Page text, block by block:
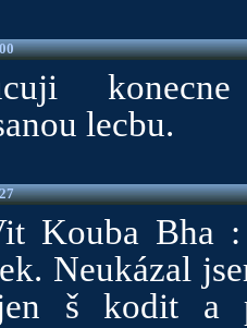
lecbu.
Kouba Bha
Neukázal
š kodit a